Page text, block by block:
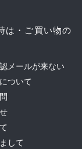
は・ご買い物の
メールが来ない
ついて
して